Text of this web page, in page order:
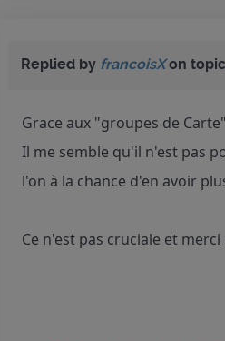
Replied by francoisXon topic
Grace aux "groupes de
Il me semble qu'il n'est pas
l'on à la chance d'en avoir
Ce n'est pas cruciale et